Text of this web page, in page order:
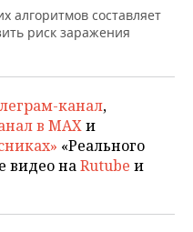
алгоритмов составляет
риск заражения
канал,
в MAXи
«Реального
видео наRutube и